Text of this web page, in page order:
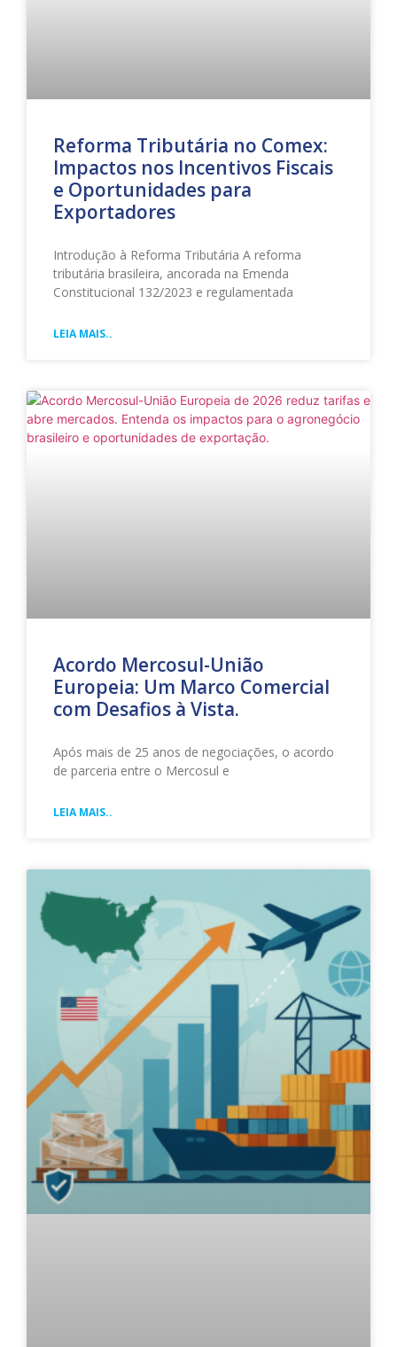
Reforma Tributária no Comex:
Impactos nos Incentivos Fiscais
e Oportunidades para
Exportadores
Introdução à Reforma Tributária A reforma
tributária brasileira, ancorada na Emenda
Constitucional 132/2023 e regulamentada
LEIA MAIS..
Acordo Mercosul-União
Europeia: Um Marco Comercial
com Desafios à Vista.
Após mais de 25 anos de negociações, o acordo
de parceria entre o Mercosul e
LEIA MAIS..